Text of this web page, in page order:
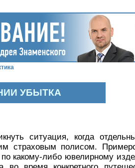
УБЫТКА
ситуация, когда
страховым полисом.
какому-либо ювелирному